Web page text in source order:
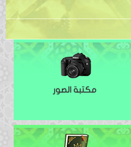
مكتبة الصور